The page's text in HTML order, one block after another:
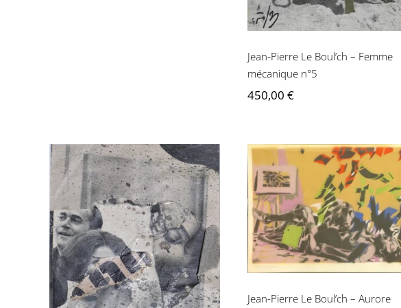
Jean-Pierre Le Boul’ch – Femme
mécanique n°5
450,00 €
Jean-Pierre Le Boul’ch –
Éclat du jour
Jean-Pierre Le Boul’ch –
Aurore 2eme seconde
Jean-Pierre Le Boul’ch – Aurore